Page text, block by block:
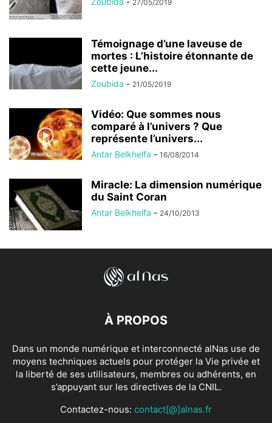
27/05/2019
Témoignage d’une laveuse de
mortes : L’histoire étonnante de
cette jeune...
Zoubida - 21/05/2019
Vidéo: Que sommes nous
comparé à l’univers ? Que
représente l’univers...
Antar Belkhelfa - 16/08/2014
Miracle: La dimension numérique
du Saint Coran
Antar Belkhelfa - 24/10/2013
À PROPOS
Dans un monde numérique et interconnecté alNas use de
moyens techniques actuels pour protéger la Vie privée et
la liberté de ses utilisateurs, membres ou adhérents, en
s’appuyant sur les directives de la CNIL.
Contactez-nous: contact[@]alnas.fr